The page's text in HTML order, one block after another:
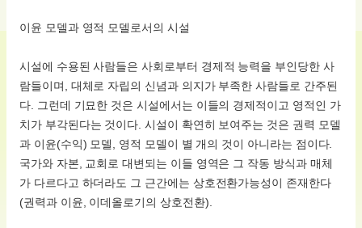
이윤 모델과 영적 모델로서의 시설
시설에 수용된 사람들은 사회로부터 경제적 능력을 부인당한 사
람들이며, 대체로 자립의 신념과 의지가 부족한 사람들로 간주된
다. 그런데 기묘한 것은 시설에서는 이들의 경제적이고 영적인 가
치가 부각된다는 것이다. 시설이 확연히 보여주는 것은 권력 모델
과 이윤(수익) 모델, 영적 모델이 별 개의 것이 아니라는 점이다.
국가와 자본, 교회로 대변되는 이들 영역은 그 작동 방식과 매체
가 다르다고 하더라도 그 근간에는 상호전환가능성이 존재한다
(권력과 이윤, 이데올로기의 상호전환).